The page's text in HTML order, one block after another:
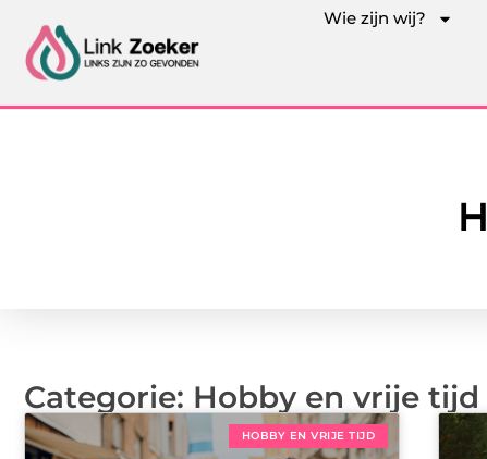
Wie zijn wij?
Categorie: Hobby en vrije tijd
HOBBY EN VRIJE TIJD